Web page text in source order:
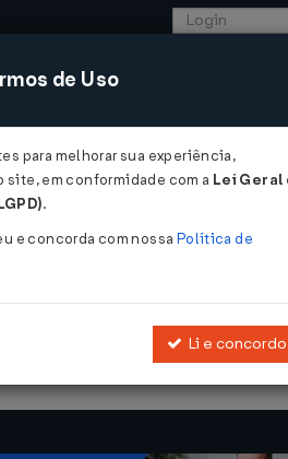
COMÉRCIO EXTERIOR
Complementar nº 283, de 14 de
de Uso
para melhorar sua experiência,
em conformidade com a Lei Geral
.
e concorda com nossa Política de
Li e concordo